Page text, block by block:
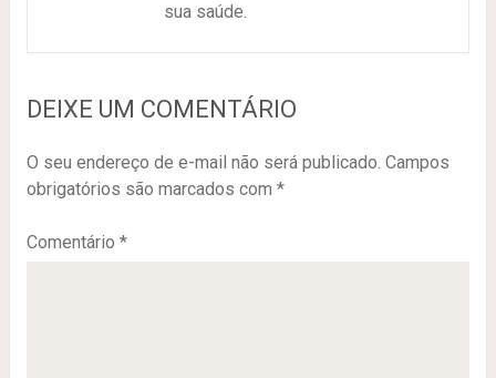
sua saúde.
DEIXE UM COMENTÁRIO
O seu endereço de e-mail não será publicado. Campos
obrigatórios são marcados com *
Comentário *